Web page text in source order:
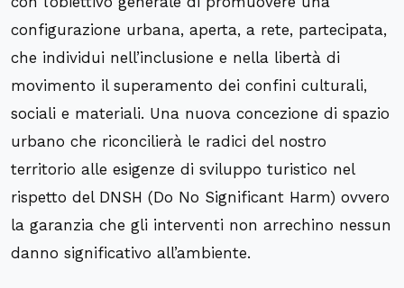
configurazione urbana, aperta, a rete, partecipata,
che individui nell’inclusione e nella libertà di
movimento il superamento dei confini culturali,
sociali e materiali. Una nuova concezione di spazio
urbano che riconcilierà le radici del nostro
territorio alle esigenze di sviluppo turistico nel
rispetto del DNSH (Do No Significant Harm) ovvero
la garanzia che gli interventi non arrechino nessun
danno significativo all’ambiente.